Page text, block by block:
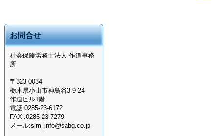
お問合せ
社会保険労務士法人 作道事務
所
〒323-0034
栃木県小山市神鳥谷3-9-24
作道ビル1階
電話:0285-23-6172
FAX :0285-23-7279
メール:slm_info@sabg.co.jp